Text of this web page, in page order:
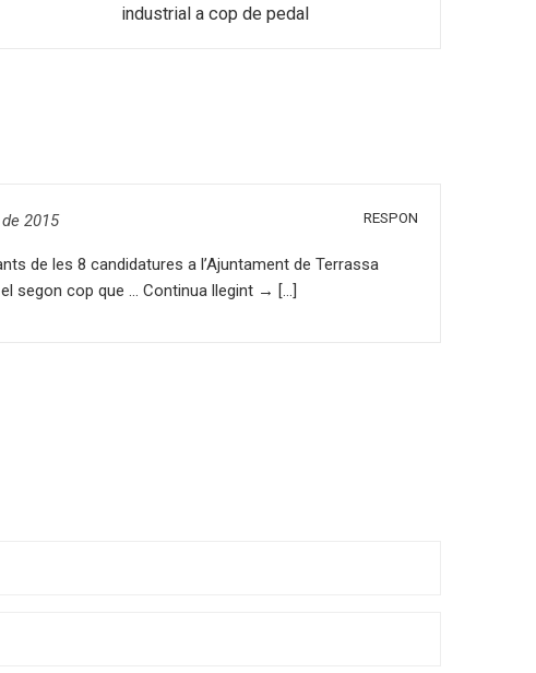
industrial a cop de pedal
2015 RESPON
de les 8 candidatures a l’Ajuntament de Terrassa
segon cop que … Continua llegint → […]